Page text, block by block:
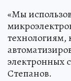
«Мы
технологиям,
электронных
Степанов.